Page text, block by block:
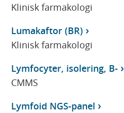
Klinisk farmakologi
Lumakaftor (BR)
Klinisk farmakologi
Lymfocyter, isolering, B-
CMMS
Lymfoid NGS-panel